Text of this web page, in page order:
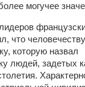
могучее
что
которую назвал
людей, задетых